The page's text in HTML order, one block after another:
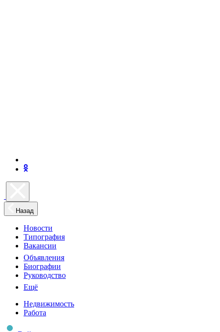
Назад
Новости
Типография
Вакансии
Объявления
Биографии
Руководство
Ещё
Недвижимость
Работа